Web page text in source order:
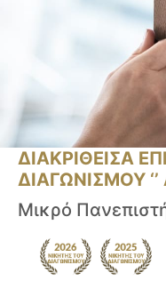
ΔΙΑΚΡΙΘΕΙΣΑ
ΔΙΑΓΩΝΙΣΜΟΥ ‘’
Μικρό